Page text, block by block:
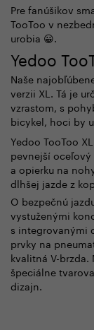
Pre fanúšikov
TooToo v
urobia 😀.
Yedoo
Naše
verzii XL. Tá je
vzrastom, s
bicykel, hoci by
Yedoo TooToo
pevnejší
a opierku na
dlhšej jazde z
O bezpečnú
vystuženými
s integrovanými
prvky na
kvalitná V-
špeciálne
dizajn.